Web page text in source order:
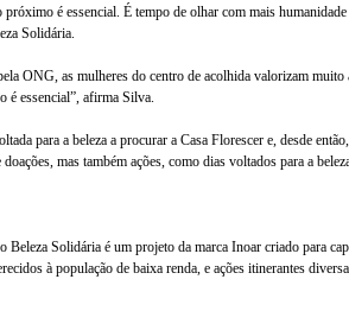
próximo é essencial. É tempo de olhar com mais
Solidária.
ONG, as mulheres do centro de acolhida valorizam
é essencial”, afirma Silva.
para a beleza a procurar a Casa Florescer e, desde
mas também ações, como dias voltados para a
Solidária é um projeto da marca Inoar criado para
à população de baixa renda, e ações itinerantes